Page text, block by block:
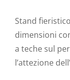
Stand
dimensioni
a teche sul
l’attezione